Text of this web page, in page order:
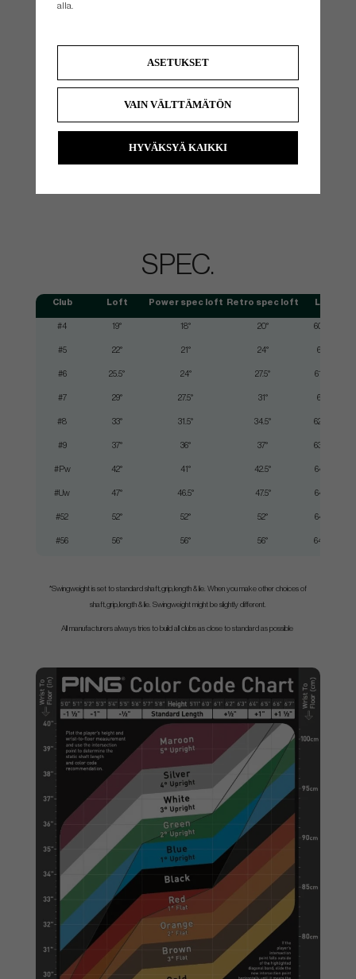
and align it with the force line to increase ball speed and ensure solid impact, especially
grass.
SPEC.
Club Loft Power spec loft Retro spec loft Lie
#4 19° 18° 20° 60.5°
#5 22° 21° 24° 61°
#6 25.5° 24° 27.5° 61.5°
#7 29° 27.5° 31° 62°
#8 33° 31.5° 34.5° 62.8°
#9 37° 36° 37° 63.5°
#Pw 42° 41° 42.5° 64.1°
#Uw 47° 46.5° 47.5° 64.1°
#52 52° 52° 52° 64.1°
#56 56° 56° 56° 64.6°
*Swingweight is set to standard shaft,grip,length & lie. When you make other choices of
shaft,grip,length & lie. Swingweight might be slightly different.
All manufacturers always tries to build all clubs as close to standard as possible
alla.
ASETUKSET
VAIN VÄLTTÄMÄTÖN
HYVÄKSYÄ KAIKKI